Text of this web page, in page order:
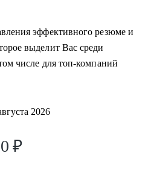
эффективного резюме и
выделит Вас среди
числе для топ-компаний
2026
₽